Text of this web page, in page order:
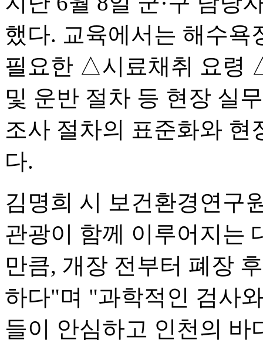
했다. 교육에서는 해수욕
필요한 △시료채취 요령
및 운반 절차 등 현장 실
조사 절차의 표준화와 현
다.
김명희 시 보건환경연구
관광이 함께 이루어지는
만큼, 개장 전부터 폐장
하다"며 "과학적인 검사
들이 안심하고 인천의 바